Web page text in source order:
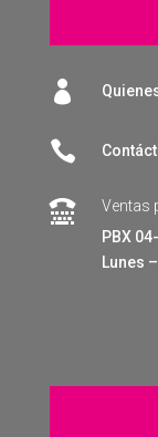



Ventas
PBX
Lunes